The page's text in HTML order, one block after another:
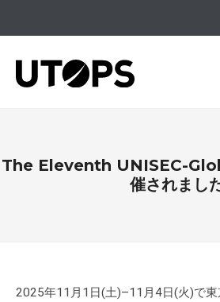
The Eleventh UNISEC-
催されまし
2025年11月1日(土)–11月4日(火)で東